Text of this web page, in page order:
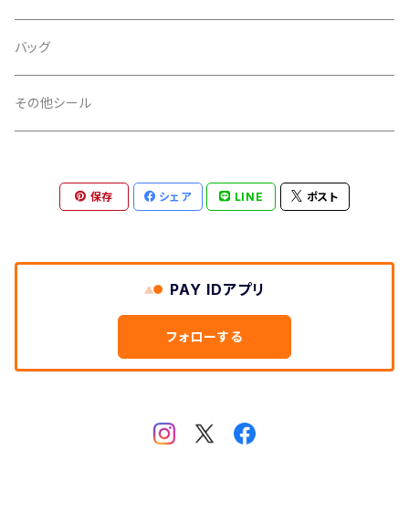
スペース
扇
金
銀
タマムシ
PP加工
あり
印刷
オフセット
iphoneケース
シール
バッグ
その他シール
保存 シェア LINE ポスト
PAY IDアプリ
フォローする